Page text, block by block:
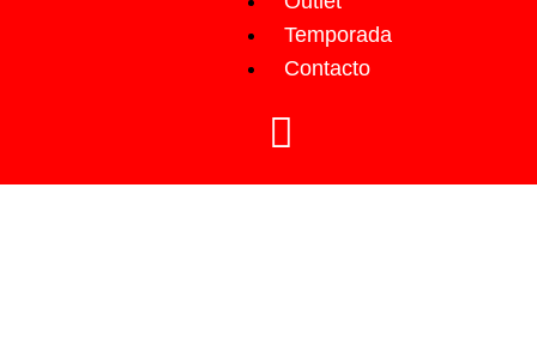
Temporada
Contacto